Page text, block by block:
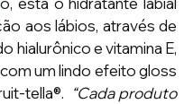
aos lábios, através de
hialurônico e vitamina E,
um lindo efeito gloss
tella®. “Cada produto